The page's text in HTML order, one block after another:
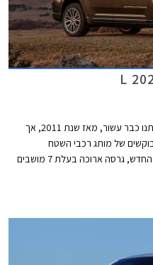
הדור הנוכחי של ג'יפ גרנד צ'ירוקי נמצא איתנו כבר עשור, מאז שנת 2011, אך
של מותג רכבי השטח
האמריקאי. כעת נחשף ג'יפ גרנד צ'ירוקי L החדש, גרסה ארוכה בעלת 7 מושבים